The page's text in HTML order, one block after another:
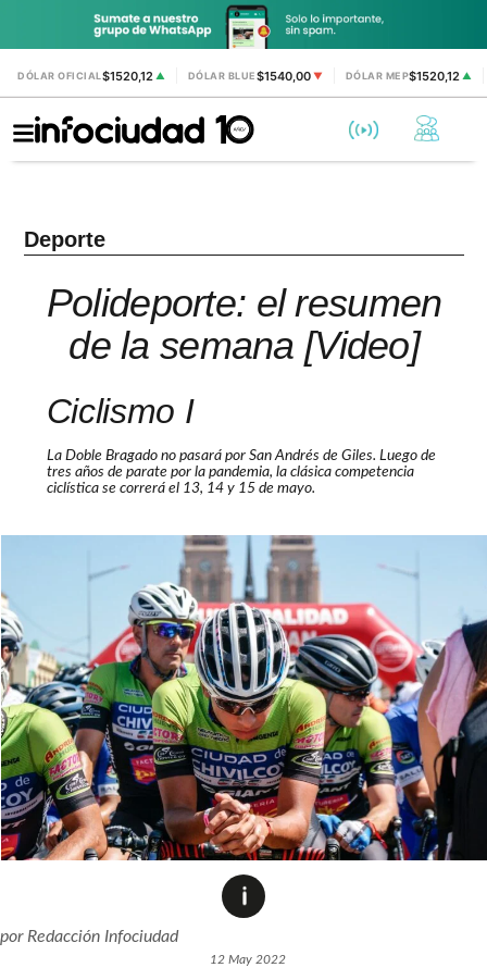
DÓLAR OFICIAL$1520,12 ▲ DÓLAR BLUE$1540,00 ▼ DÓLAR MEP$1520,12 ▲
Deporte
Polideporte: el resumen
de la semana [Video]
Ciclismo I
La Doble Bragado no pasará por San Andrés de Giles. Luego de
tres años de parate por la pandemia, la clásica competencia
ciclística se correrá el 13, 14 y 15 de mayo.
porRedacción Infociudad
12 May 2022